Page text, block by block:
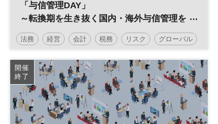
「与信管理DAY」
～転換期を生き抜く国内・海外与信管理を
考える～
法務 経営 会計 税務 リスク グローバル
倒産 信用リスク 売掛金 債権回収
海外与信管理 財務 カントリーリスク
日経産業新聞フォーラム
開催
終了